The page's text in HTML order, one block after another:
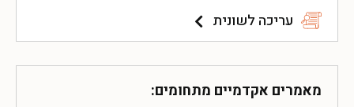
עריכה לשונית
מאמרים אקדמיים מתחומים: